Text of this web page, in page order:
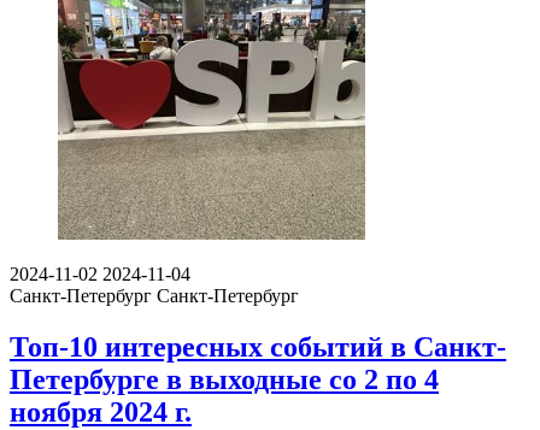
2024-11-02 2024-11-04
Санкт-Петербург Санкт-Петербург
Топ-10 интересных событий в Санкт-
Петербурге в выходные со 2 по 4
ноября 2024 г.